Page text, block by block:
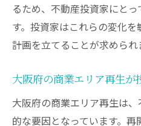
再開発エリア選び
投資家が注目する
成長が期待される
地域特性に応じた
大阪府再開発エリアで
るため、不動産投資家にと
す。投資家はこれらの変化
計画を立てることが求められ
大阪府の商業エリア再生が
大阪府の商業エリア再生は
的な要因となっています。